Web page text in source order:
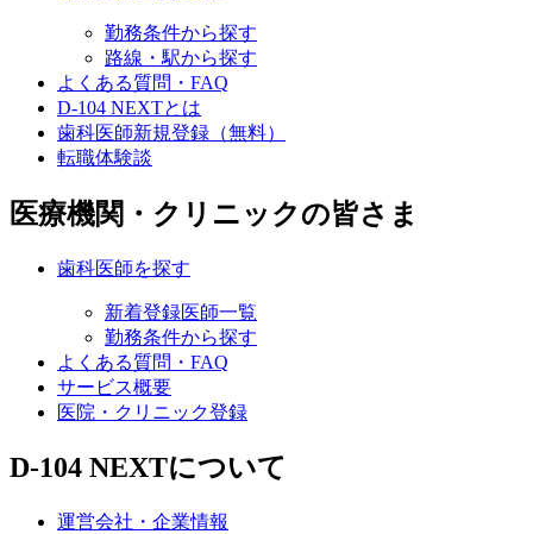
勤務条件から探す
路線・駅から探す
よくある質問・FAQ
D-104 NEXTとは
歯科医師新規登録（無料）
転職体験談
医療機関・クリニックの皆さま
歯科医師を探す
新着登録医師一覧
勤務条件から探す
よくある質問・FAQ
サービス概要
医院・クリニック登録
D-104 NEXTについて
運営会社・企業情報